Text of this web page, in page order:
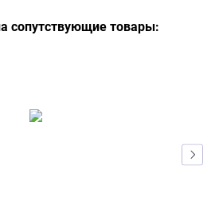
сопутствующие товары: